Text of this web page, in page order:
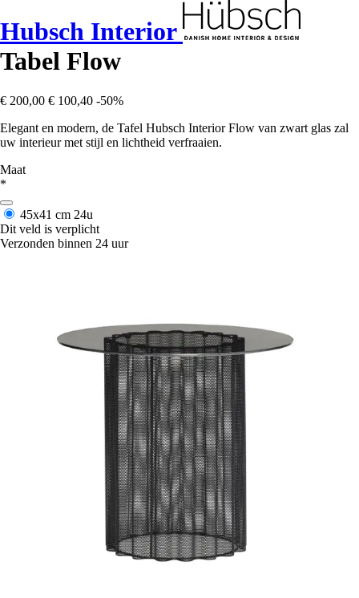
Hubsch Interior
Tabel Flow
€ 200,00 € 100,40 -50%
Elegant en modern, de Tafel Hubsch Interior Flow van zwart glas zal
uw interieur met stijl en lichtheid verfraaien.
Maat
*
45x41 cm 24u
Dit veld is verplicht
Verzonden binnen 24 uur